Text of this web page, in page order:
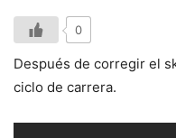
0
Después de corregir el
ciclo de carrera.